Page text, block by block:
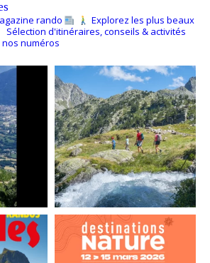
rando
Explorez les plus beaux
Sélection d'itinéraires, conseils & activités
numéros